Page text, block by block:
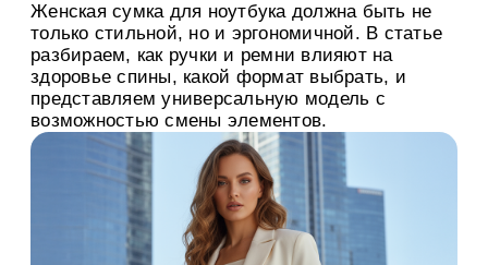
Женская сумка для ноутбука должна быть не
только стильной, но и эргономичной. В статье
разбираем, как ручки и ремни влияют на
здоровье спины, какой формат выбрать, и
представляем универсальную модель с
возможностью смены элементов.